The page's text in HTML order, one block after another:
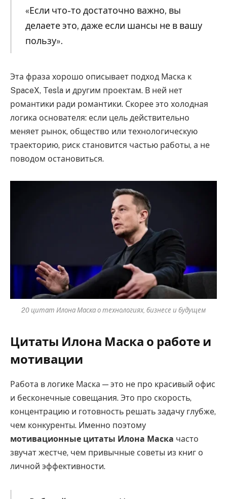
«Если что-то достаточно важно, вы
делаете это, даже если шансы не в вашу
пользу».
Эта фраза хорошо описывает подход Маска к
SpaceX, Tesla и другим проектам. В ней нет
романтики ради романтики. Скорее это холодная
логика основателя: если цель действительно
меняет рынок, общество или технологическую
траекторию, риск становится частью работы, а не
поводом остановиться.
20 цитат Илона Маска о технологиях, бизнесе и будущем
Цитаты Илона Маска о работе и
мотивации
Работа в логике Маска — это не про красивый офис
и бесконечные совещания. Это про скорость,
концентрацию и готовность решать задачу глубже,
чем конкуренты. Именно поэтому
мотивационные цитаты Илона Маска часто
звучат жестче, чем привычные советы из книг о
личной эффективности.